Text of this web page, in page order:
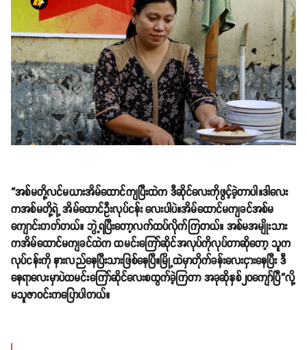
“အစ်မတို့လင်မယားအိမ်ထောင်ကျပြီးထဲက ဒီဆိုင်လေးကိုဖွင့်ခဲ့တာပါ။ဒါလေး
ကအစ်မတို့ရဲ့ အိမ်ထောင်ဦးလုပ်ငန်း လေးပါပဲ။အိမ်ထောင်မကျခင်အစ်မ
ကျောင်းတတ်တယ်။ ဘွဲ့ရပြီးတော့လက်ထပ်လိုက်ကြတယ်။ အစ်မအမျိုးသား
ကအိမ်ထောင်မကျခင်ထဲက ထမင်းကြော်ဆိုင်အလုပ်ကိုလုပ်တာဆိုတော့ သူက
လုပ်ငန်းကို နားလည်နေပြီးသားဖြစ်နေပြီ။မြို့ထဲမှာတိုက်ခန်းလေးငှားနေပြီး ဒီ
နေရာလေးမှာပဲထမင်းကြော်ဆိုင်လေးစထွက်ခဲ့ကြတာ အခုဆိုနှစ်၂၀ကျော်ပြီ”လို့
မသူဇာ၀င်းကပြောပါတယ်။